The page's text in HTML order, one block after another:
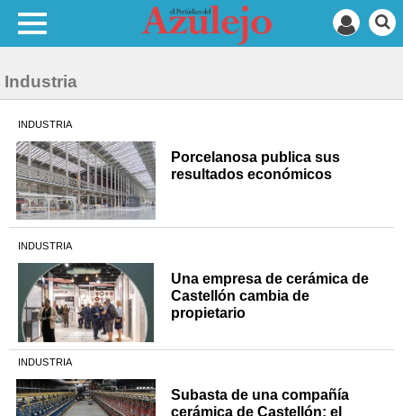
Industria
INDUSTRIA
Porcelanosa publica sus
resultados económicos
INDUSTRIA
Una empresa de cerámica de
Castellón cambia de
propietario
INDUSTRIA
Subasta de una compañía
cerámica de Castellón: el